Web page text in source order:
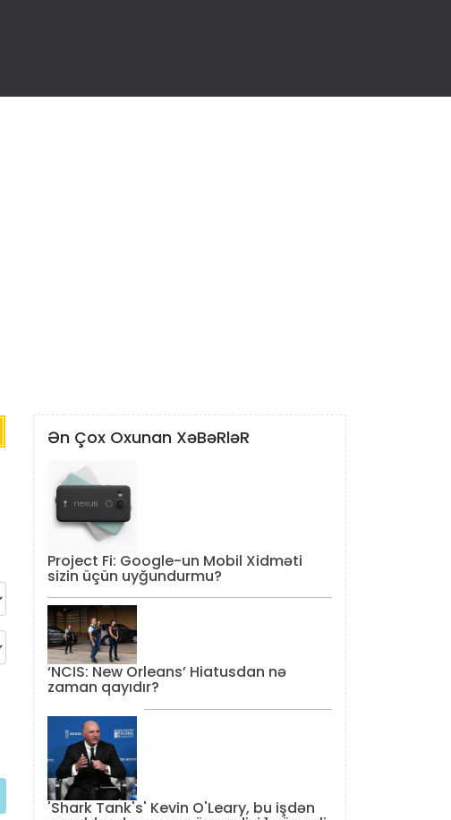
Ən Çox Oxunan XəBəRləR
Project Fi: Google-un Mobil Xidməti
sizin üçün uyğundurmu?
‘NCIS: New Orleans’ Hiatusdan nə
zaman qayıdır?
'Shark Tank's' Kevin O'Leary, bu işdən